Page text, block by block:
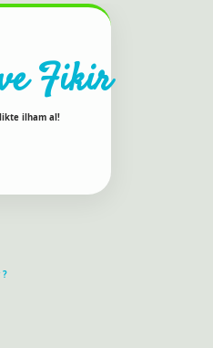
Fikir
ilham al!